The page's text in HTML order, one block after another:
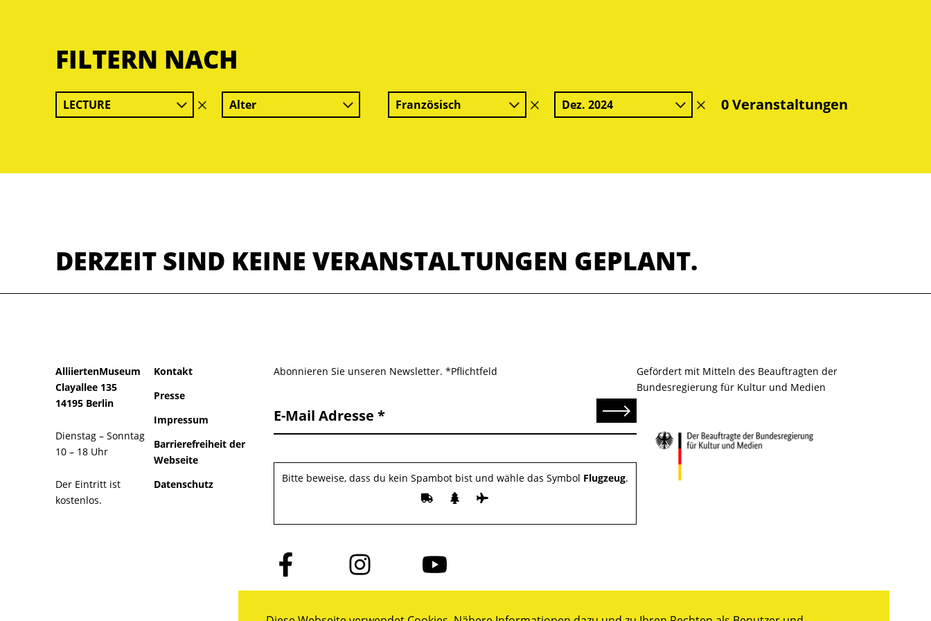
FILTERN NACH
LECTURE
Filter
löschen
Alter Französisch
Filter
löschen
Dez. 2024
Filter0 Veranstaltungen
DERZEIT SIND KEINE VERANSTALTUNGEN GEPLANT.
AlliiertenMuseum
Clayallee 135
14195 Berlin
Dienstag – Sonntag
10 – 18 Uhr
Der Eintritt ist
kostenlos.
Kontakt
Presse
Impressum
Barrierefreiheit der
Webseite
Datenschutz
Abonnieren Sie unseren Newsletter. *Pflichtfeld
E-Mail Adresse Senden
Bitte beweise, dass du kein Spambot bist und wähle das Symbol Flugzeug.
Folge
uns
auf
Folge
uns
auf
Folge
uns
auf
Gefördert mit Mitteln des Beauftragten der
Bundesregierung für Kultur und Medien